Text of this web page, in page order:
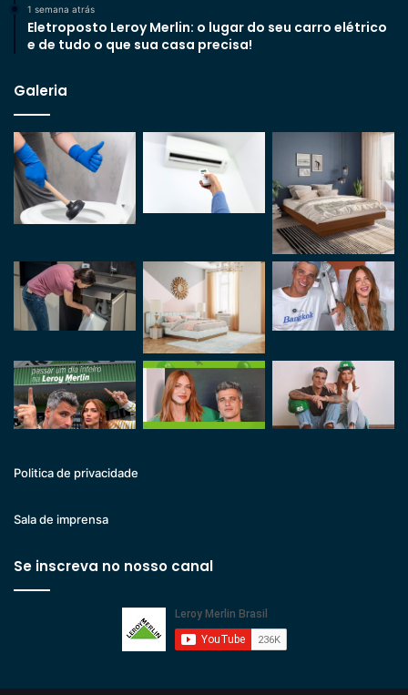
1 semana atrás
Eletroposto Leroy Merlin: o lugar do seu carro elétrico
e de tudo o que sua casa precisa!
Galeria
Politica de privacidade
Sala de imprensa
Se inscreva no nosso canal